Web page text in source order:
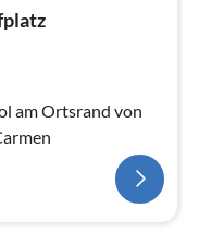
am Ortsrand von